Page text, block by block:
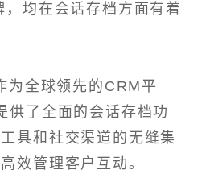
均在会话存档方面有着
全球领先的CRM平
了全面的会话存档功
具和社交渠道的无缝集
效管理客户互动。